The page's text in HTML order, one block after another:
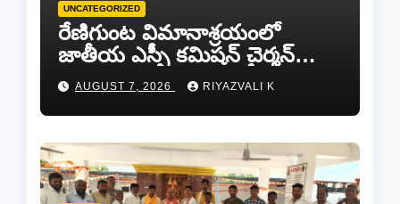
UNCATEGORIZED
రేణిగుంట విమానాశ్రయంలో
జాతీయ ఎస్సీ కమిషన్ చైర్మన్
కిషోర్ మక్వానాకు ఘన
స్వాగతం…
AUGUST 7, 2026 RIYAZVALI K